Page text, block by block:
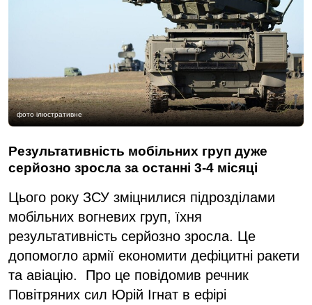
фото ілюстративне
Результативність мобільних груп дуже
серйозно зросла за останні 3-4 місяці
Цього року ЗСУ зміцнилися підрозділами
мобільних вогневих груп, їхня
результативність серйозно зросла. Це
допомогло армії економити дефіцитні ракети
та авіацію. Про це повідомив речник
Повітряних cил Юрій Ігнат в ефірі